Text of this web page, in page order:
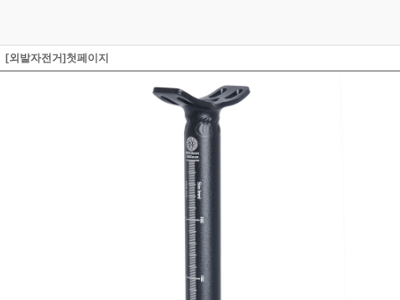
[외발자전거]첫페이지